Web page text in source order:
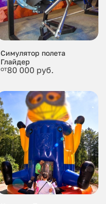
Симулятор полета
Глайдер
от80 000 руб.